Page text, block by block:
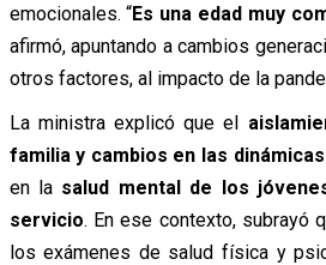
emocionales. “Es una edad muy
afirmó, apuntando a cambios
otros factores, al impacto de la
La ministra explicó que el
familia y cambios en las
en la salud mental de los
servicio. En ese contexto, subrayó
los exámenes de salud física y